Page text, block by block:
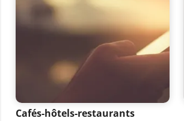
Cafés-hôtels-restaurants